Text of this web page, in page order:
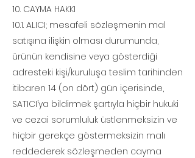
10. CAYMA HAKKI
10.1. ALICI; mesafeli sözleşmenin mal
satışına ilişkin olması durumunda,
ürünün kendisine veya gösterdiği
adresteki kişi/kuruluşa teslim tarihinden
itibaren 14 (on dört) gün içerisinde,
SATICI’ya bildirmek şartıyla hiçbir hukuki
ve cezai sorumluluk üstlenmeksizin ve
hiçbir gerekçe göstermeksizin malı
reddederek sözleşmeden cayma